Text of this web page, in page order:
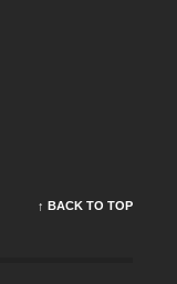
↑ BACK TO TOP